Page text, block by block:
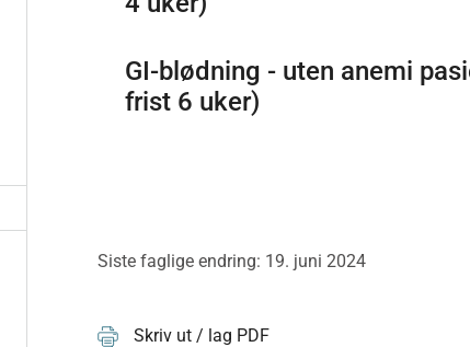
GI-blødning - uten anemi
frist 6 uker)
Siste faglige endring: 19. juni 2024
Skriv ut / lag PDF